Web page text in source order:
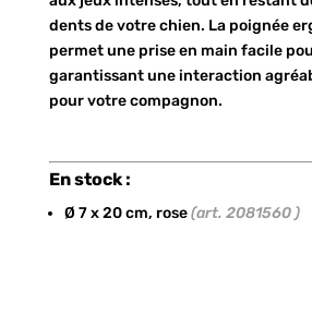
dents de votre chien. La poignée
permet une prise en main facile
garantissant une interaction
pour votre compagnon.
En stock :
Ø 7 x 20 cm, rose(art. 2081560 )